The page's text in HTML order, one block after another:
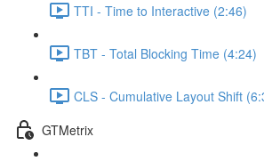
TTI - Time to Interactive (2:46)
TBT - Total Blocking Time (4:24)
CLS - Cumulative Layout Shift
GTMetrix